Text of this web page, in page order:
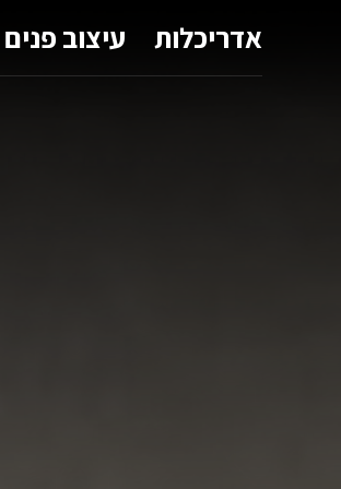
אדריכלות עיצוב פנים